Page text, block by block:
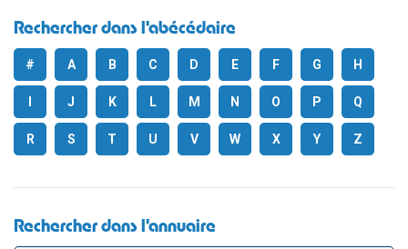
Rechercher dans l'abécédaire
# A B C D E F G H
J K L M N O P Q
R S T U V W X Y Z
Rechercher dans l'annuaire